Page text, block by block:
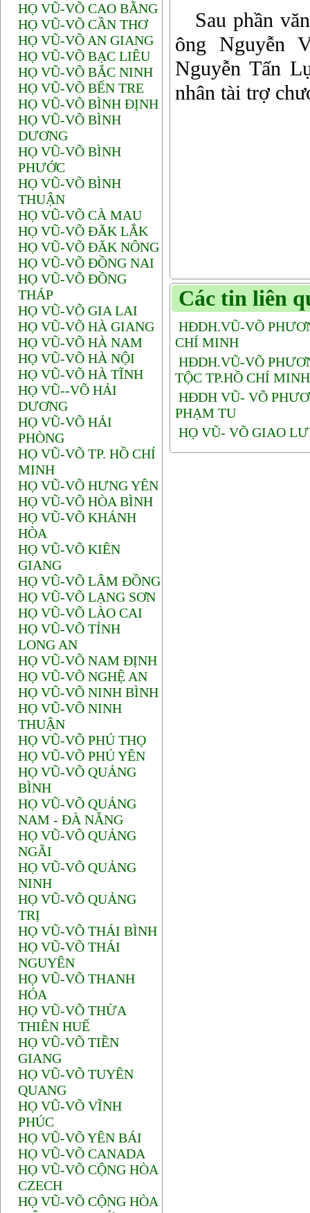
HỌ VŨ-VÕ CAO BẰNG
HỌ VŨ-VÕ CẦN THƠ
HỌ VŨ-VÕ AN GIANG
HỌ VŨ-VÕ BẠC LIÊU
HỌ VŨ-VÕ BẮC NINH
HỌ VŨ-VÕ BẾN TRE
HỌ VŨ-VÕ BÌNH ĐỊNH
HỌ VŨ-VÕ BÌNH
DƯƠNG
HỌ VŨ-VÕ BÌNH
PHƯỚC
HỌ VŨ-VÕ BÌNH
THUẬN
HỌ VŨ-VÕ CÀ MAU
HỌ VŨ-VÕ ĐĂK LẮK
HỌ VŨ-VÕ ĐĂK NÔNG
HỌ VŨ-VÕ ĐỒNG NAI
HỌ VŨ-VÕ ĐỒNG
THÁP
HỌ VŨ-VÕ GIA LAI
HỌ VŨ-VÕ HÀ GIANG
HỌ VŨ-VÕ HÀ NAM
HỌ VŨ-VÕ HÀ NỘI
HỌ VŨ-VÕ HÀ TĨNH
HỌ VŨ--VÕ HẢI
DƯƠNG
HỌ VŨ-VÕ HẢI
PHÒNG
HỌ VŨ-VÕ TP. HỒ CHÍ
MINH
HỌ VŨ-VÕ HƯNG YÊN
HỌ VŨ-VÕ HÒA BÌNH
HỌ VŨ-VÕ KHÁNH
HÒA
HỌ VŨ-VÕ KIÊN
GIANG
HỌ VŨ-VÕ LÂM ĐỒNG
HỌ VŨ-VÕ LẠNG SƠN
HỌ VŨ-VÕ LÀO CAI
HỌ VŨ-VÕ TỈNH
LONG AN
HỌ VŨ-VÕ NAM ĐỊNH
HỌ VŨ-VÕ NGHỆ AN
HỌ VŨ-VÕ NINH BÌNH
HỌ VŨ-VÕ NINH
THUẬN
HỌ VŨ-VÕ PHÚ THỌ
HỌ VŨ-VÕ PHÚ YÊN
HỌ VŨ-VÕ QUẢNG
BÌNH
HỌ VŨ-VÕ QUẢNG
NAM - ĐÀ NẴNG
HỌ VŨ-VÕ QUẢNG
NGÃI
HỌ VŨ-VÕ QUẢNG
NINH
HỌ VŨ-VÕ QUẢNG
TRỊ
HỌ VŨ-VÕ THÁI BÌNH
HỌ VŨ-VÕ THÁI
NGUYÊN
HỌ VŨ-VÕ THANH
HÓA
HỌ VŨ-VÕ THỪA
THIÊN HUẾ
HỌ VŨ-VÕ TIỀN
GIANG
HỌ VŨ-VÕ TUYÊN
QUANG
HỌ VŨ-VÕ VĨNH
PHÚC
HỌ VŨ-VÕ YÊN BÁI
HỌ VŨ-VÕ CANADA
HỌ VŨ-VÕ CỘNG HÒA
CZECH
HỌ VŨ-VÕ CỘNG HÒA
Sau phần
ông Nguyễn
Nguyễn Tấn
nhân tài trợ
Các tin liên
HĐDH.VŨ-VÕ
CHÍ MINH
HĐDH.VŨ-VÕ
TỘC TP.HỒ CHÍ
HĐDH VŨ- VÕ
PHẠM TU
HỌ VŨ- VÕ GIAO